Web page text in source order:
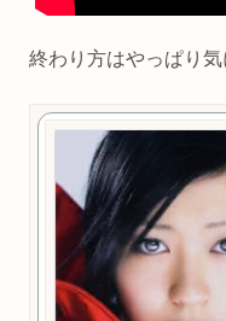
終わり方はやっぱり